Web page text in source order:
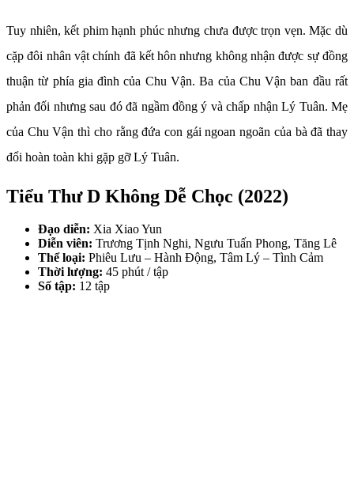
Tuy nhiên, kết phim hạnh phúc nhưng chưa được trọn vẹn. Mặc dù
cặp đôi nhân vật chính đã kết hôn nhưng không nhận được sự đồng
thuận từ phía gia đình của Chu Vận. Ba của Chu Vận ban đầu rất
phản đối nhưng sau đó đã ngầm đồng ý và chấp nhận Lý Tuân. Mẹ
của Chu Vận thì cho rằng đứa con gái ngoan ngoãn của bà đã thay
đổi hoàn toàn khi gặp gỡ Lý Tuân.
Tiểu Thư D Không Dễ Chọc (2022)
Đạo diễn: Xia Xiao Yun
Diễn viên: Trương Tịnh Nghi, Ngưu Tuấn Phong, Tăng Lê
Thể loại: Phiêu Lưu – Hành Động, Tâm Lý – Tình Cảm
Thời lượng: 45 phút / tập
Số tập: 12 tập